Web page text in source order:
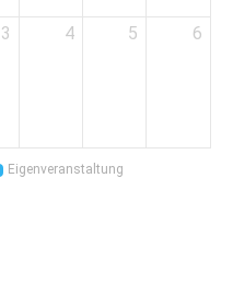
3 4 5 6
Eigenveranstaltung